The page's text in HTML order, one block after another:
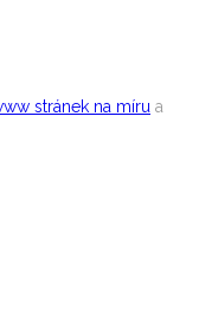
stránek na míru a